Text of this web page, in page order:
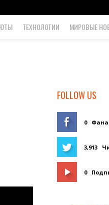
ТЕХНОЛОГИИ МИРОВЫЕ
FOLLOW US
0
3,913
0